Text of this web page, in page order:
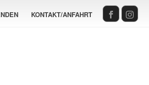
KONTAKT/ANFAHRT